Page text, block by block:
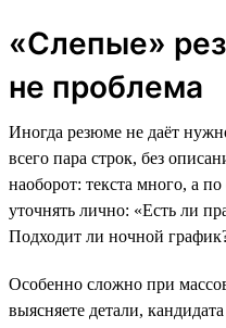
«Слепые»
не проблема
Иногда резюме не даёт
всего пара строк, без
наоборот: текста много, а
уточнять лично: «Есть ли
Подходит ли ночной
Особенно сложно при
выясняете детали,